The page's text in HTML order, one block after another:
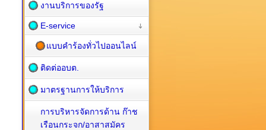
งานบริการของรัฐ
E-service
แบบคำร้องทั่วไปออนไลน์
ติดต่ออบต.
มาตรฐานการให้บริการ
การบริหารจัดการด้าน ก๊าช
เรือนกระจก/อาสาสมัคร